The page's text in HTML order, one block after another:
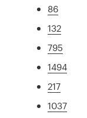
86
132
795
1494
217
1037